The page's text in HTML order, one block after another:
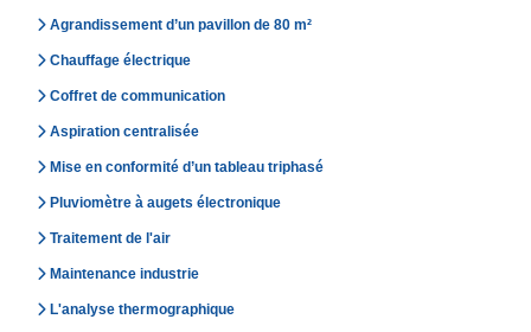
Agrandissement d’un pavillon de 80 m²
Chauffage électrique
Coffret de communication
Aspiration centralisée
Mise en conformité d’un tableau triphasé
Pluviomètre à augets électronique
Traitement de l'air
Maintenance industrie
L'analyse thermographique